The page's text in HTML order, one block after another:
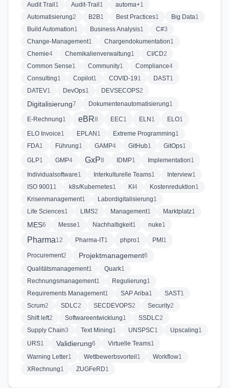
Audit Trail 1 Audit-Trail 1 automa+1
Automatisierung2 B2B1 Best Practices1 Big Data1
Build Automation1 Business Analysis1 C#3
Change-Management1 Chargendokumentation1
Chemie4 Chemikalienverwaltung1 CI/CD2
Common Sense1 Community1 Compliance4
Consulting1 Copilot1 COVID-191 DAST1
DATEV1 DevOps1 DEVSECOPS2
Digitalisierung7 Dokumentenautomatisierung1
E-Rechnung1 eBR8 EEC1 ELN 1 ELO1
ELO Invoice1 EPLAN 1 Extreme Programming1
FDA1 Führung1 GAMP4 GitHub1 GitOps1
GLP1 GMP4 GxP8 IDMP1 Implementation1
Individualsoftware1 Interkulturelle Teams1 Interview1
ISO 90011 k8s/Kubernetes1 KI 4 Kostenreduktion1
Krisenmanagement1 Labordigitalisierung1
Life Sciences1 LIMS2 Management1 Marktplatz1
MES6 Messe1 Nachhaltigkeit1 nuke1
Pharma12 Pharma-IT1 phpro1 PMI 1
Procurement2 Projektmanagement6
Qualitätsmanagement1 Quark1
Rechnungsmanagement1 Regulierung1
Requirements Management1 SAP Ariba1 SAST1
Scrum2 SDLC2 SECDEVOPS2 Security2
Shift left2 Softwareentwicklung1 SSDLC2
Supply Chain3 Text Mining1 UNSPSC1 Upscaling1
URS1 Validierung6 Virtuelle Teams1
Warning Letter1 Wettbewerbsvorteil 1 Workflow1
XRechnung1 ZUGFeRD1